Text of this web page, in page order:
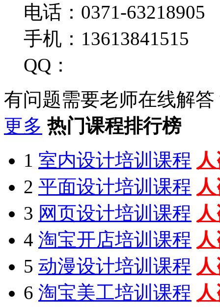
电话：0371-63218905
手机：13613841515
QQ：
有问题需要老师在线解答
更多 热门课程排行榜
1 室内设计培训课程
2 平面设计培训课程
3 网页设计培训课程
4 淘宝开店培训课程
5 动漫设计培训课程
6 淘宝美工培训课程